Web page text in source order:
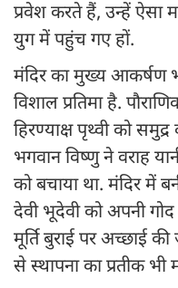
प्रवेश करते हैं, उन्हें ऐसा
युग में पहुंच गए हों.
मंदिर का मुख्य आकर्षण
विशाल प्रतिमा है.
हिरण्याक्ष पृथ्वी को
भगवान विष्णु ने वराह
को बचाया था. मंदिर में
देवी भूदेवी को अपनी
मूर्ति बुराई पर अच्छाई
से स्थापना का प्रतीक भी